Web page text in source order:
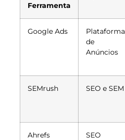
Ferramenta
Google Ads
Plataforma
de
Anúncios
SEMrush SEO e SEM
Ahrefs SEO